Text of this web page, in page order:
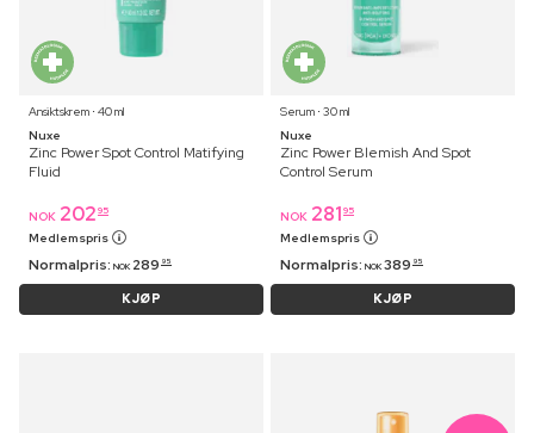
Ansiktskrem ⋅ 40 ml
Nuxe
Zinc Power Spot Control Matifying
Fluid
NOK 202 95
Medlemspris
Normalpris: NOK 289 95
KJØP
Serum ⋅ 30 ml
Nuxe
Zinc Power Blemish And Spot
Control Serum
NOK 281 95
Medlemspris
Normalpris: NOK 389 95
KJØP